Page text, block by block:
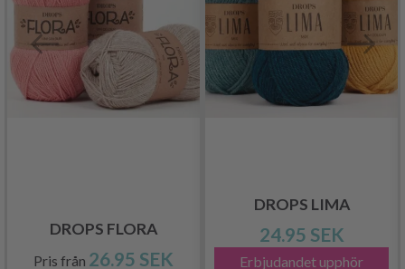
DROPS FLORA
Pris från 26.95 SEK
DROPS LIMA
24.95 SEK
Erbjudandet upphör